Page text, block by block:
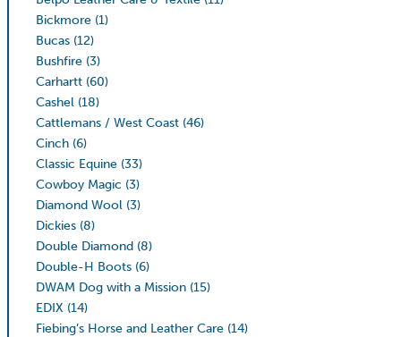
Bickmore (1)
Bucas (12)
Bushfire (3)
Carhartt (60)
Cashel (18)
Cattlemans / West Coast (46)
Cinch (6)
Classic Equine (33)
Cowboy Magic (3)
Diamond Wool (3)
Dickies (8)
Double Diamond (8)
Double-H Boots (6)
DWAM Dog with a Mission (15)
EDIX (14)
Fiebing’s Horse and Leather Care (14)